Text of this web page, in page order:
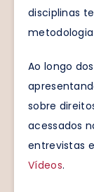
disciplinas
Ao longo
sobre
acessados
entrevistas
Vídeos.